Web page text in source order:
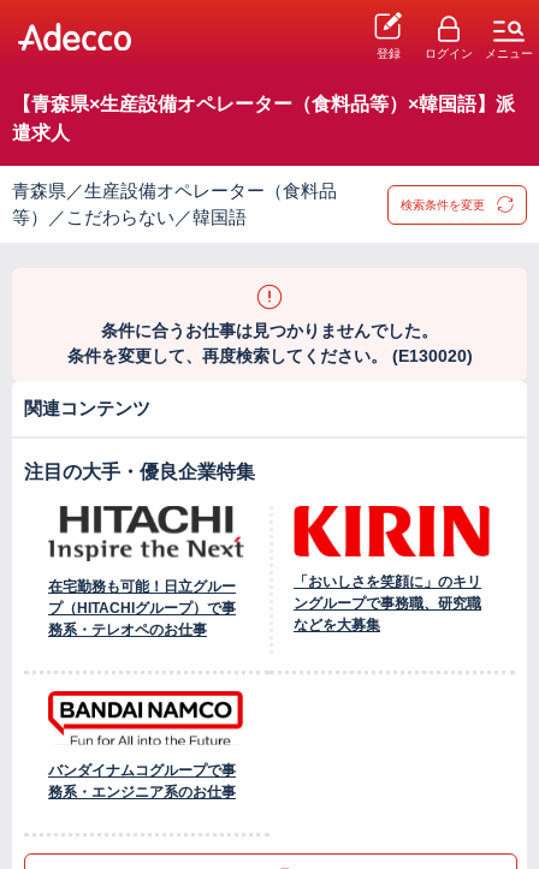
登録 ログイン メニュー
【青森県×生産設備オペレーター（食料品等）×韓国語】派
遣求人
青森県／生産設備オペレーター（食料品
等）／こだわらない／韓国語
検索条件を変更
条件に合うお仕事は見つかりませんでした。
条件を変更して、再度検索してください。 (E130020)
関連コンテンツ
注目の大手・優良企業特集
在宅勤務も可能！日立グルー
プ（HITACHIグループ）で事
務系・テレオペのお仕事
「おいしさを笑顔に」のキリ
ングループで事務職、研究職
などを大募集
バンダイナムコグループで事
務系・エンジニア系のお仕事